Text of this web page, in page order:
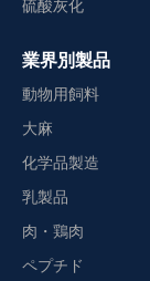
硫酸灰化
業界別製品
動物用飼料
大麻
化学品製造
乳製品
肉・鶏肉
ペプチド